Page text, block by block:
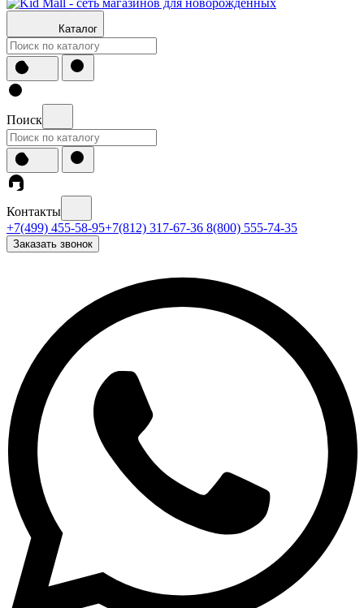
Каталог
Поиск
Контакты
+7(499) 455-58-95+7(812) 317-67-36 8(800) 555-74-35
Заказать звонок